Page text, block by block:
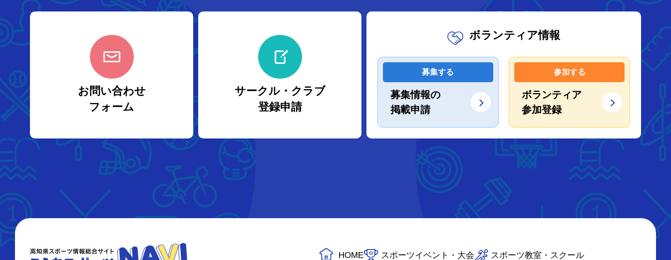
お問い合わせ
フォーム
サークル・クラブ
登録申請
ボランティア情報
募集する
募集情報の
掲載申請
参加する
ボランティア
参加登録
HOME スポーツイベント・大会 スポーツ教室・スクール